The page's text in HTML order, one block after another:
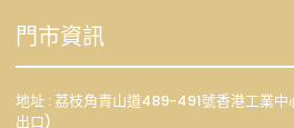
門市資訊
地址 : 荔枝角青山道489-491號香港工業中
出口)